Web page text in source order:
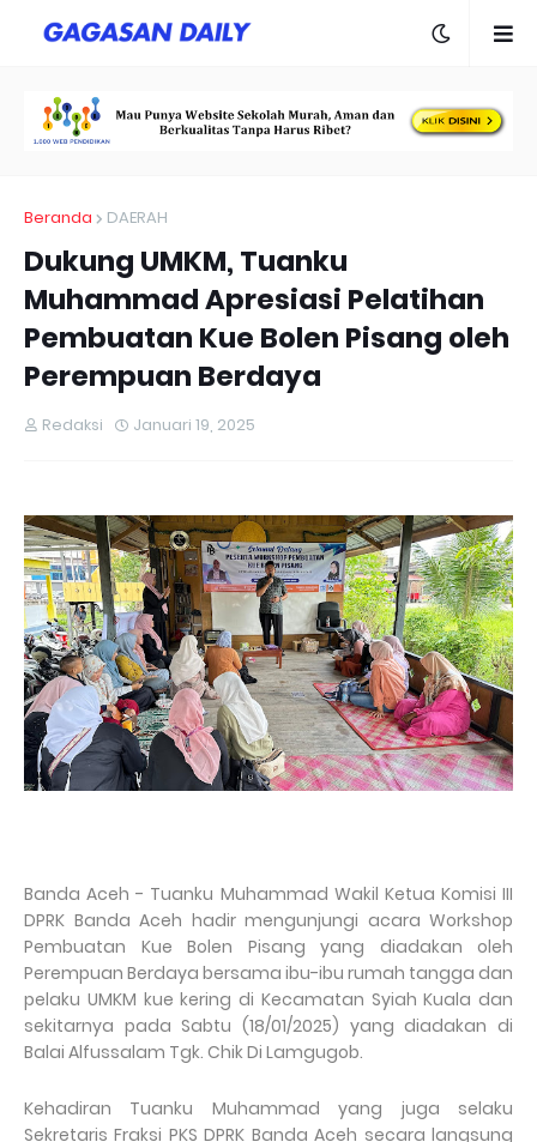
Beranda DAERAH
Dukung UMKM, Tuanku
Muhammad Apresiasi Pelatihan
Pembuatan Kue Bolen Pisang oleh
Perempuan Berdaya
Redaksi Januari 19, 2025
Banda Aceh - Tuanku Muhammad Wakil Ketua Komisi III
DPRK Banda Aceh hadir mengunjungi acara Workshop
Pembuatan Kue Bolen Pisang yang diadakan oleh
Perempuan Berdaya bersama ibu-ibu rumah tangga dan
pelaku UMKM kue kering di Kecamatan Syiah Kuala dan
sekitarnya pada Sabtu (18/01/2025) yang diadakan di
Balai Alfussalam Tgk. Chik Di Lamgugob.
Kehadiran Tuanku Muhammad yang juga selaku
Sekretaris Fraksi PKS DPRK Banda Aceh secara langsung